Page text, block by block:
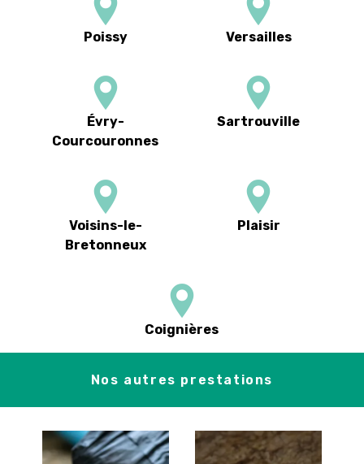
Poissy Versailles
Évry-
Courcouronnes
Sartrouville
Voisins-le-
Bretonneux
Plaisir
Coignières
Nos autres prestations